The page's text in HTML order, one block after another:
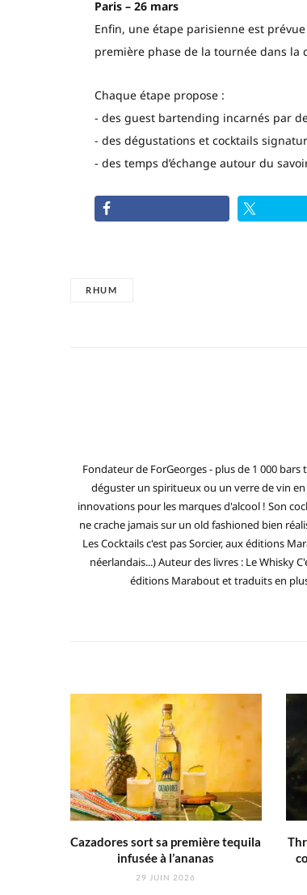
Paris – 26 mars
Enfin, une étape parisienne est
première phase de la tournée dans la
Chaque étape propose :
- des guest bartending incarnés par
- des dégustations et cocktails
- des temps d’échange autour du
RHUM
Fondateur de ForGeorges - plus de 1 000
déguster un spiritueux ou un verre de vin
innovations pour les marques d'alcool ! Son
ne crache jamais sur un old fashioned bien
Les Cocktails c'est pas Sorcier, aux éditions
néerlandais...) Auteur des livres : Le Whisky
éditions Marabout et traduits en
Cazadores sort sa première tequila
infusée à l’ananas
29 JUIN 2026